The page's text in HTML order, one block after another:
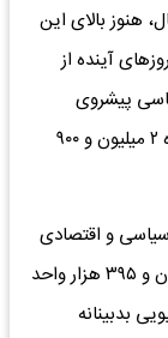
هنوز بالای این
آینده از
پیشروی
نکنند، احتمالا تارگت اولیه شاخص بورس محدوده ۲ میلیون و ۹۰۰
سیاسی و اقتصادی
به نفع بورس نباشد، مجددا بورس به کف ۲ میلیون و ۳۹۵ هزار واحد
در سناریویی بدبینانه